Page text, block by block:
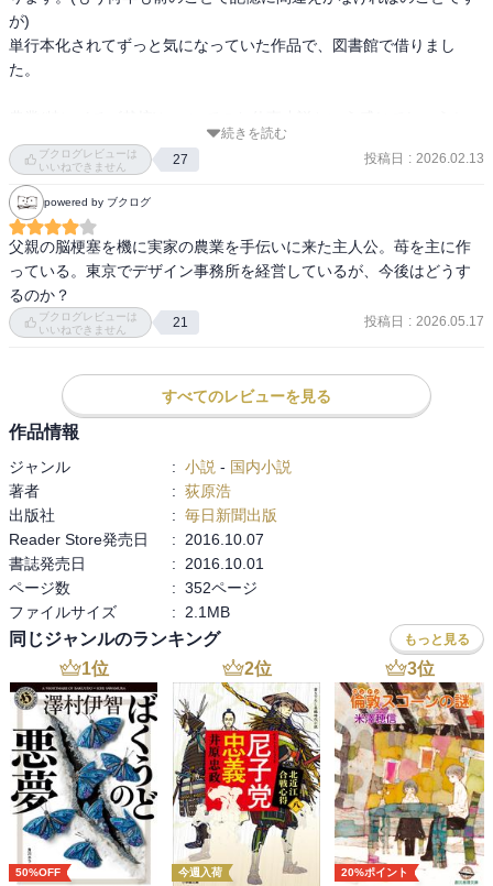
が)
単行本化されてずっと気になっていた作品で、図書館で借りまし
た。
主人公の望月恵介がグラフィックデザイナーとイチゴ農家の二刀流
というか兼業をすることになります。私の育った所にも、恵介の実
家の畑の規模はないけれど、農家の方は兼業をされていた人の方が
多かったように思います。
兼業も大変だろうと思いますが、恵介のように昔のやり方や周りの
人とのしがらみから離れて農業の可能性を探して試みる姿には、勇
気と元気をもらえました。
また、荻原さんは子どもの様子を表現するのが上手だな〜と思いま
した。「笑う森」を読んだ時にも思ったのですが、出てくる子供達
何年か前の読書感想文コンクールの高校の部での課題図書に選ばれ
た今作品。
高校生たちは、どのような感想を持ったのでしょうか。ちょっぴり
気になります。
続きを読む
ブクログレビューは
いいねできません
27 投稿日 : 2026.02.13
powered by ブクログ
父親の脳梗塞を機に実家の農業を手伝いに来た主人公。苺を主に作
っている。東京でデザイン事務所を経営しているが、今後はどうす
るのか？
ブクログレビューは
いいねできません
21 投稿日 : 2026.05.17
すべてのレビューを見る
作品情報
ジャンル : 小説 - 国内小説
著者
: 荻原浩
出版社
: 毎日新聞出版
Reader Store発売日
:
2016.10.07
書誌発売日
:
2016.10.01
ページ数
: 352ページ
ファイルサイズ
: 2.1MB
同じジャンルのランキング もっと見る
1位
50%OFF
2位
今週入荷
3位
20%ポイント